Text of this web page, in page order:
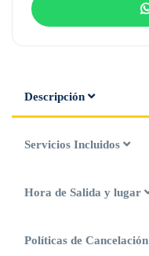
Descripción
Servicios Incluidos
Hora de Salida y lugar
Políticas de Cancelación